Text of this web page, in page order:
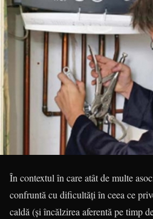
În contextul în care atât de multe
confruntă cu dificultăți în ceea ce
caldă (și încălzirea aferentă pe timp